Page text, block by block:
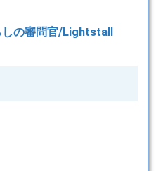
しの審問官/Lightstall